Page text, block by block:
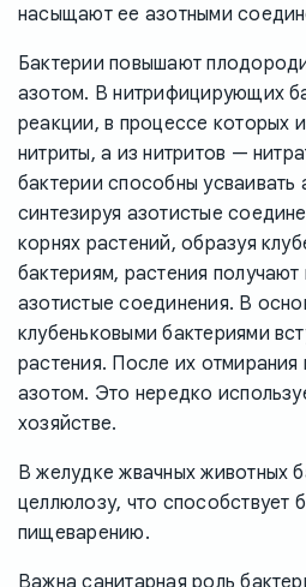
насыщают ее азотными
Бактерии повышают
азотом. В нитрифицирующих
реакции, в процессе которых
нитриты, а из нитритов —
бактерии способны
синтезируя азотистые
корнях растений, образуя
бактериям, растения
азотистые соединения. В
клубеньковыми бактериями
растения. После их
азотом. Это нередко
хозяйстве.
В желудке жвачных животных
целлюлозу, что способствует
пищеварению.
Важна санитарная роль